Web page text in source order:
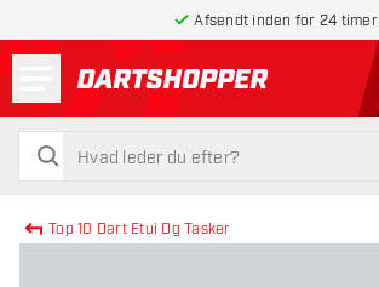
Afsendt inden for 24 timer
tilbage til forsiden
søg
søg
Top 10 Dart Etui Og Tasker